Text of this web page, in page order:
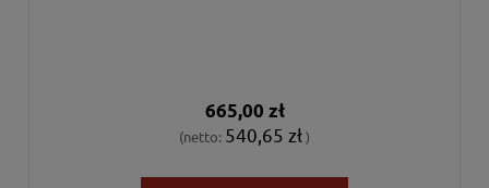
665,00 zł
(netto: 540,65 zł)